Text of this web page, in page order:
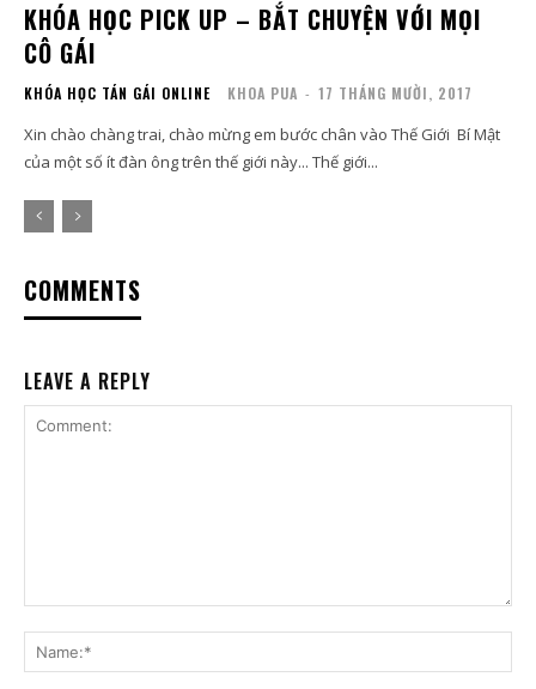
KHÓA HỌC PICK UP – BẮT CHUYỆN VỚI MỌI
CÔ GÁI
KHÓA HỌC TÁN GÁI ONLINE KHOA PUA - 17 THÁNG MƯỜI, 2017
Xin chào chàng trai, chào mừng em bước chân vào Thế Giới Bí Mật
của một số ít đàn ông trên thế giới này... Thế giới...
COMMENTS
LEAVE A REPLY